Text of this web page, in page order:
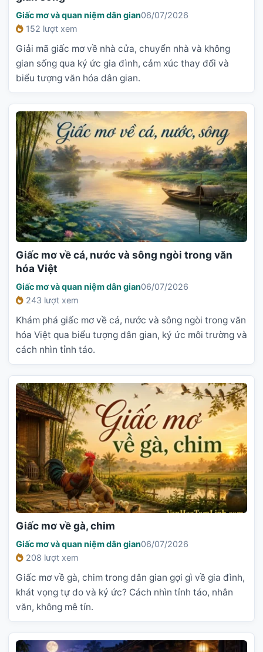
Giấc mơ và quan niệm dân gian06/07/2026
152 lượt xem
Giải mã giấc mơ về nhà cửa, chuyển nhà và không
gian sống qua ký ức gia đình, cảm xúc thay đổi và
biểu tượng văn hóa dân gian.
Giấc mơ về cá, nước và sông ngòi trong văn
hóa Việt
Giấc mơ và quan niệm dân gian06/07/2026
243 lượt xem
Khám phá giấc mơ về cá, nước và sông ngòi trong văn
hóa Việt qua biểu tượng dân gian, ký ức môi trường và
cách nhìn tỉnh táo.
Giấc mơ về gà, chim
Giấc mơ và quan niệm dân gian06/07/2026
208 lượt xem
Giấc mơ về gà, chim trong dân gian gợi gì về gia đình,
khát vọng tự do và ký ức? Cách nhìn tỉnh táo, nhân
văn, không mê tín.